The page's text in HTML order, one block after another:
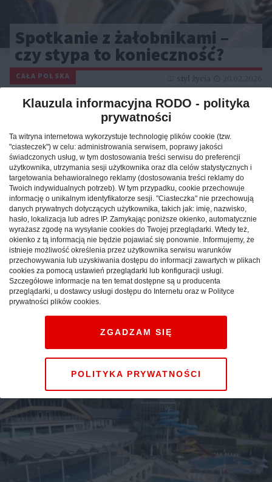
Spotkanie z żałobnikami –
czy stypa to konieczność?
CAŁA POLSKA
Jak znaleźć idealny nocleg
podczas podróży po Polsce?
Klauzula informacyjna RODO - polityka
prywatności
Ta witryna internetowa wykorzystuje technologię plików cookie (tzw.
"ciasteczek") w celu: administrowania serwisem, poprawy jakości
świadczonych usług, w tym dostosowania treści serwisu do preferencji
użytkownika, utrzymania sesji użytkownika oraz dla celów statystycznych i
targetowania behawioralnego reklamy (dostosowania treści reklamy do
Twoich indywidualnych potrzeb). W tym przypadku, cookie przechowuje
informację o unikalnym identyfikatorze sesji. "Ciasteczka" nie przechowują
danych prywatnych dotyczących użytkownika, takich jak: imię, nazwisko,
hasło, lokalizacja lub adres IP. Zamykając poniższe okienko, automatycznie
wyrażasz zgodę na wysyłanie cookies do Twojej przeglądarki. Wtedy też,
okienko z tą informacją nie będzie pojawiać się ponownie. Informujemy, że
istnieje możliwość określenia przez użytkownika serwisu warunków
przechowywania lub uzyskiwania dostępu do informacji zawartych w plikach
cookies za pomocą ustawień przeglądarki lub konfiguracji usługi.
Szczegółowe informacje na ten temat dostępne są u producenta
przeglądarki, u dostawcy usługi dostępu do Internetu oraz w Polityce
prywatności plików cookies.
POLITYKA PRYWATNOŚCI
ZGADZAM SIĘ